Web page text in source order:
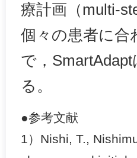
療計画（multi-
個々の患者に合
で，
る。
●参考文献
1）Nishi, T.,